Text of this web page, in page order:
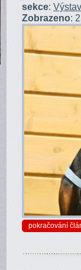
sekce:
Zobrazeno:
pokračování